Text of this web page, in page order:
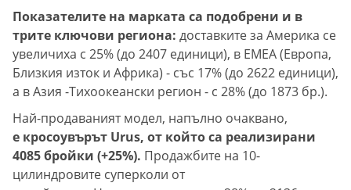
Показателите на марката са подобрени и в
трите ключови региона: доставките за Америка се
увеличиха с 25% (до 2407 единици), в EMEA (Европа,
Близкия изток и Африка) - със 17% (до 2622 единици),
а в Азия -Тихоокеански регион - с 28% (до 1873 бр.).
Най-продаваният модел, напълно очаквано,
е кросоувърът Urus, от който са реализирани
4085 бройки (+25%). Продажбите на 10-
цилиндровите суперколи от